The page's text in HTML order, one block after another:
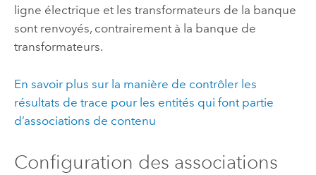
ligne électrique et les transformateurs de la banque
sont renvoyés, contrairement à la banque de
transformateurs.
En savoir plus sur la manière de contrôler les
résultats de trace pour les entités qui font partie
d’associations de contenu
Configuration des associations